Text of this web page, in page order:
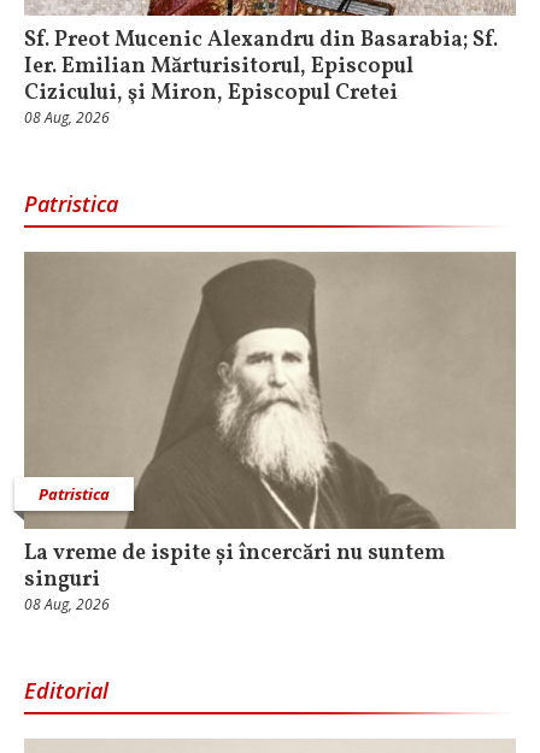
Sf. Preot Mucenic Alexandru din Basarabia; Sf.
Ier. Emilian Mărturisitorul, Episcopul
Cizicului, şi Miron, Episcopul Cretei
08 Aug, 2026
Patristica
Patristica
La vreme de ispite și încercări nu suntem
singuri
08 Aug, 2026
Editorial